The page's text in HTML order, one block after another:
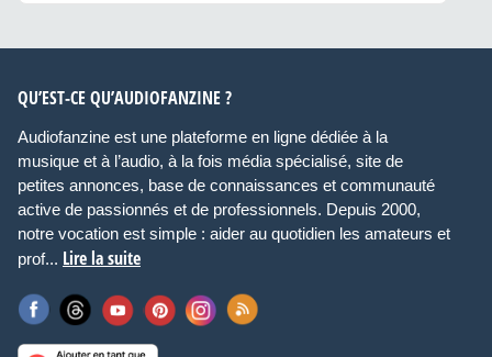
QU’EST-CE QU’AUDIOFANZINE ?
Audiofanzine est une plateforme en ligne dédiée à la
musique et à l’audio, à la fois média spécialisé, site de
petites annonces, base de connaissances et communauté
active de passionnés et de professionnels. Depuis 2000,
notre vocation est simple : aider au quotidien les amateurs et
prof... Lire la suite